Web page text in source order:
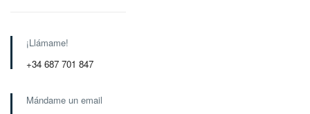
¡Llámame!
+34 687 701 847
Mándame un email